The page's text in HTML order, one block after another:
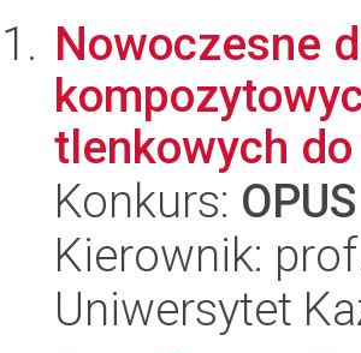
Nowoczesne
tlenkowych
Konkurs:
Kierownik:
Uniwersytet